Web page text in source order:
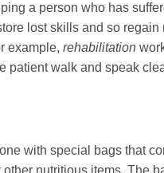
a person who has
lost skills and so regain
example, rehabilitation
patient walk and speak
with special bags that
nutritious items. The